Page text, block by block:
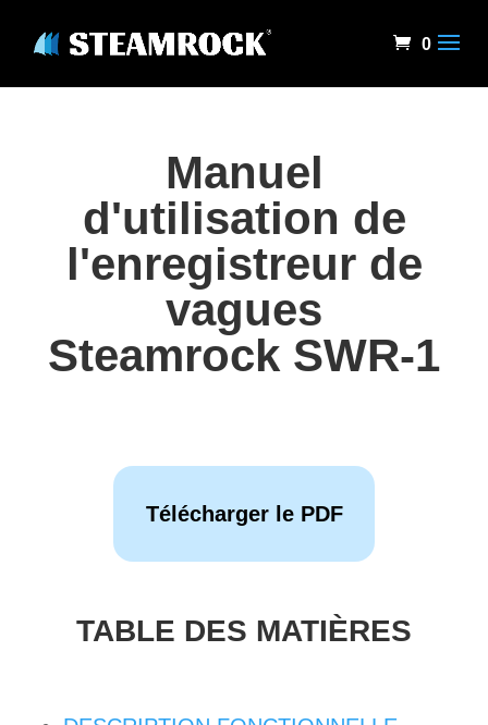
0
Manuel
d'utilisation de
l'enregistreur de
vagues
Steamrock SWR-1
Télécharger le PDF
TABLE DES MATIÈRES